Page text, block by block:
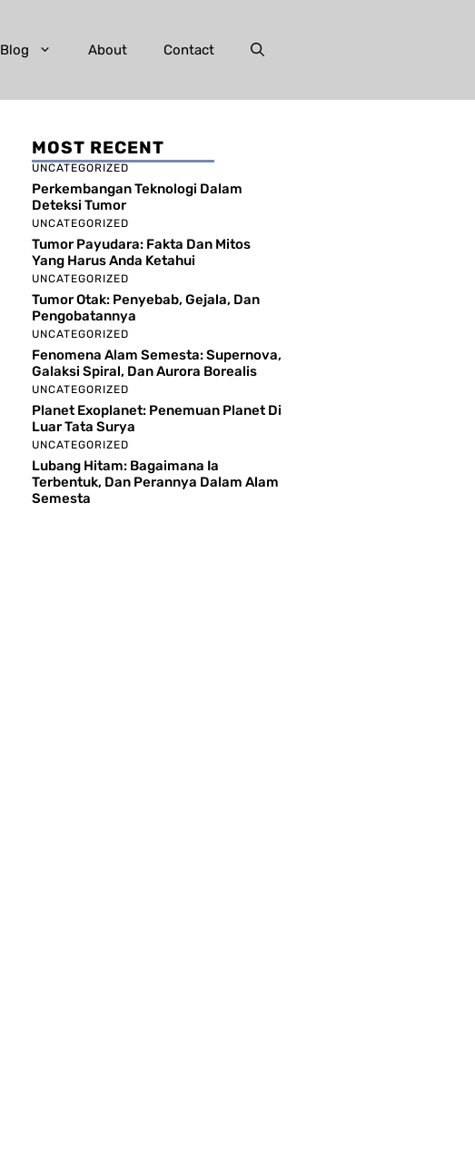
Blog About Contact
MOST RECENT
UNCATEGORIZED
Perkembangan Teknologi Dalam
Deteksi Tumor
UNCATEGORIZED
Tumor Payudara: Fakta Dan Mitos
Yang Harus Anda Ketahui
UNCATEGORIZED
Tumor Otak: Penyebab, Gejala, Dan
Pengobatannya
UNCATEGORIZED
Fenomena Alam Semesta: Supernova,
Galaksi Spiral, Dan Aurora Borealis
UNCATEGORIZED
Planet Exoplanet: Penemuan Planet Di
Luar Tata Surya
UNCATEGORIZED
Lubang Hitam: Bagaimana Ia
Terbentuk, Dan Perannya Dalam Alam
Semesta